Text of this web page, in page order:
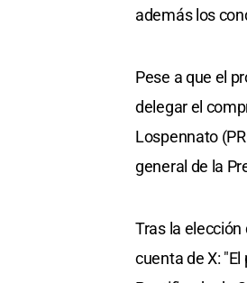
además los
Pese a que el
delegar el
Lospennato
general de la
Tras la
cuenta de X: